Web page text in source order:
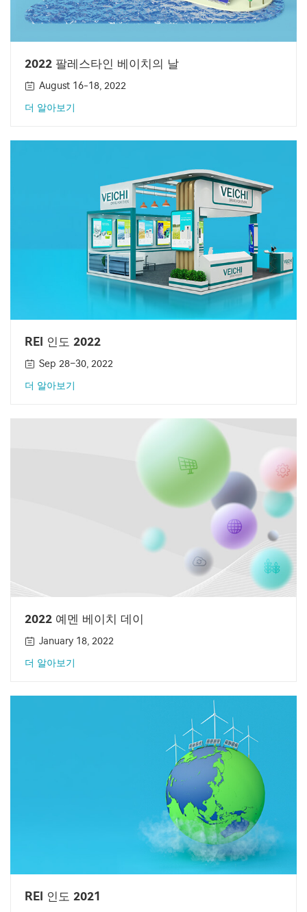
2022 팔레스타인 베이치의 날
August 16-18, 2022
더 알아보기
REI 인도 2022
Sep 28–30, 2022
더 알아보기
2022 예멘 베이치 데이
January 18, 2022
더 알아보기
REI 인도 2021